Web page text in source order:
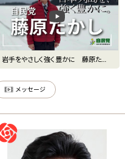
岩手をやさしく強く豊かに 藤原たか
し
メッセージ